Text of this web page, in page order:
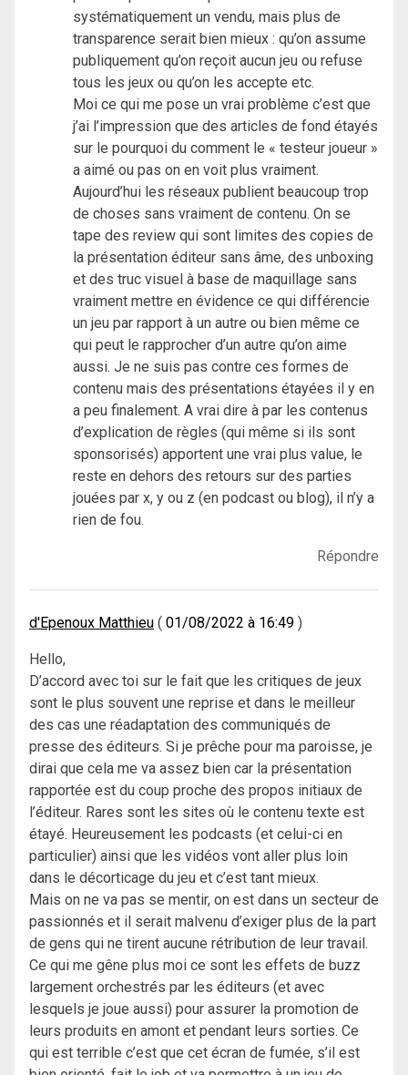
systématiquement un vendu, mais plus de
transparence serait bien mieux : qu’on assume
publiquement qu’on reçoit aucun jeu ou refuse
tous les jeux ou qu’on les accepte etc.
Moi ce qui me pose un vrai problème c’est que
j’ai l’impression que des articles de fond étayés
sur le pourquoi du comment le « testeur joueur »
a aimé ou pas on en voit plus vraiment.
Aujourd’hui les réseaux publient beaucoup trop
de choses sans vraiment de contenu. On se
tape des review qui sont limites des copies de
la présentation éditeur sans âme, des unboxing
et des truc visuel à base de maquillage sans
vraiment mettre en évidence ce qui différencie
un jeu par rapport à un autre ou bien même ce
qui peut le rapprocher d’un autre qu’on aime
aussi. Je ne suis pas contre ces formes de
contenu mais des présentations étayées il y en
a peu finalement. A vrai dire à par les contenus
d’explication de règles (qui même si ils sont
sponsorisés) apportent une vrai plus value, le
reste en dehors des retours sur des parties
jouées par x, y ou z (en podcast ou blog), il n’y a
rien de fou.
Répondre
d'Epenoux Matthieu 01/08/2022 à 16:49
Hello,
D’accord avec toi sur le fait que les critiques de jeux
sont le plus souvent une reprise et dans le meilleur
des cas une réadaptation des communiqués de
presse des éditeurs. Si je prêche pour ma paroisse, je
dirai que cela me va assez bien car la présentation
rapportée est du coup proche des propos initiaux de
l’éditeur. Rares sont les sites où le contenu texte est
étayé. Heureusement les podcasts (et celui-ci en
particulier) ainsi que les vidéos vont aller plus loin
dans le décorticage du jeu et c’est tant mieux.
Mais on ne va pas se mentir, on est dans un secteur de
passionnés et il serait malvenu d’exiger plus de la part
de gens qui ne tirent aucune rétribution de leur travail.
Ce qui me gêne plus moi ce sont les effets de buzz
largement orchestrés par les éditeurs (et avec
lesquels je joue aussi) pour assurer la promotion de
leurs produits en amont et pendant leurs sorties. Ce
qui est terrible c’est que cet écran de fumée, s’il est